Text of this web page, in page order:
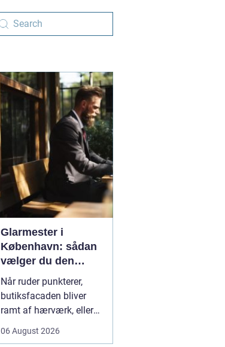
Glarmester i
København: sådan
vælger du den
rigtige fagmand til
glasopgaver
Når ruder punkterer,
butiksfacaden bliver
ramt af hærværk, eller
lysere og mere moderne
06 August 2026